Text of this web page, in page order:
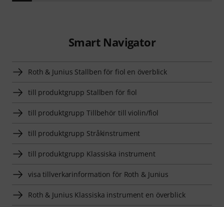
Smart Navigator
Roth & Junius Stallben för fiol en överblick
till produktgrupp Stallben för fiol
till produktgrupp Tillbehör till violin/fiol
till produktgrupp Stråkinstrument
till produktgrupp Klassiska instrument
visa tillverkarinformation för Roth & Junius
Roth & Junius Klassiska instrument en överblick